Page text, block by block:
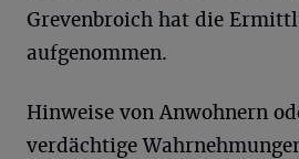
Grevenbroich hat die
aufgenommen.
Hinweise von Anwohnern
verdächtige